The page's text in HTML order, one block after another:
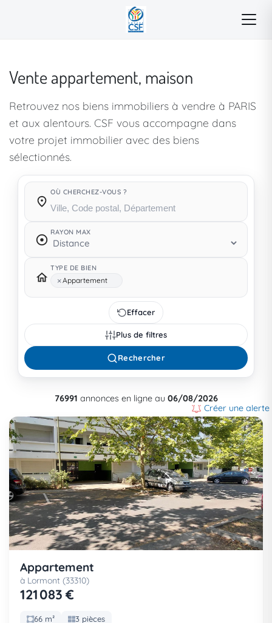
Vente appartement, maison
Retrouvez nos biens immobiliers à vendre à PARIS
et aux alentours. CSF vous accompagne dans
votre projet immobilier avec des biens
sélectionnés.
OÙ CHERCHEZ-VOUS ?
RAYON MAX
TYPE DE BIEN
×Appartement
Effacer
Plus de filtres
Rechercher
76991 annonces en ligne au 06/08/2026
Créer une alerte
Appartement
à Lormont (33310)
121 083 €
66 m² 3 pièces